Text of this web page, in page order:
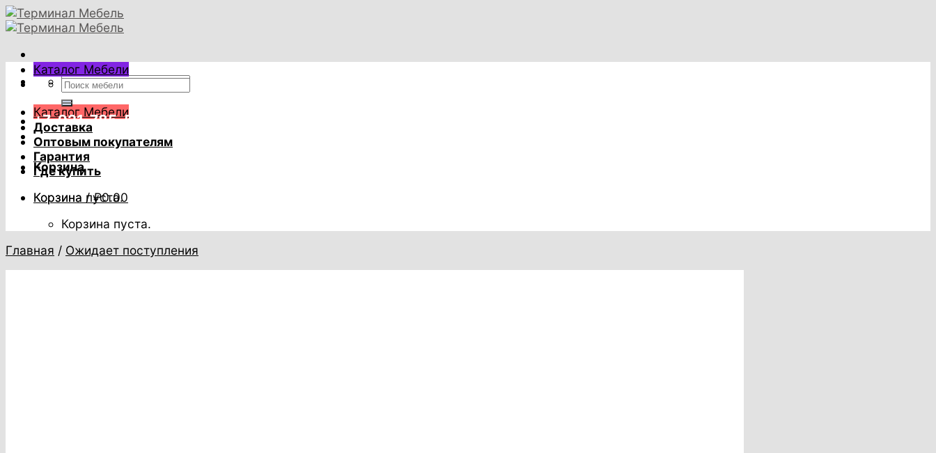
Skip
to
Искать:
Каталог Мебели
+7-921-785-53-53
Корзина
Корзина пуста.
Каталог Мебели
Искать:
Доставка
Оптовым покупателям
Гарантия
Где купить
Корзина /₽0.00
Корзина пуста.
Главная / Ожидает поступления